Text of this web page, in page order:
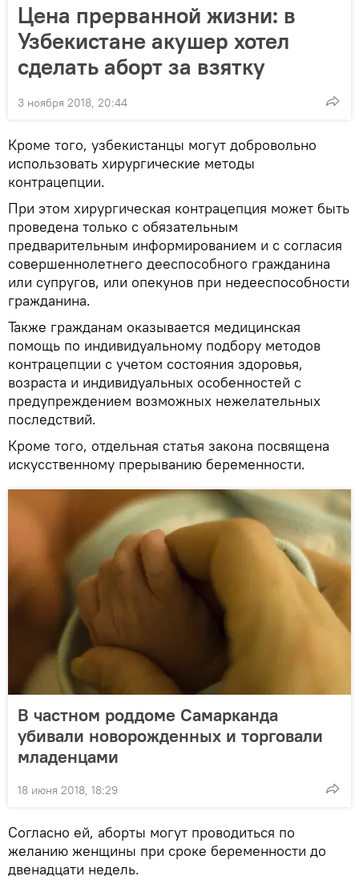
Цена прерванной жизни: в
Узбекистане акушер хотел
сделать аборт за взятку
3 ноября 2018, 20:44
Кроме того, узбекистанцы могут добровольно
использовать хирургические методы
контрацепции.
При этом хирургическая контрацепция может быть
проведена только с обязательным
предварительным информированием и с согласия
совершеннолетнего дееспособного гражданина
или супругов, или опекунов при недееспособности
гражданина.
Также гражданам оказывается медицинская
помощь по индивидуальному подбору методов
контрацепции с учетом состояния здоровья,
возраста и индивидуальных особенностей с
предупреждением возможных нежелательных
последствий.
Кроме того, отдельная статья закона посвящена
искусственному прерыванию беременности.
В частном роддоме Самарканда
убивали новорожденных и торговали
младенцами
18 июня 2018, 18:29
Согласно ей, аборты могут проводиться по
желанию женщины при сроке беременности до
двенадцати недель.